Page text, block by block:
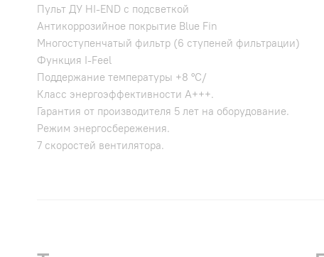
Пульт ДУ HI-END с подсветкой
Антикоррозийное покрытие Blue Fin
Многоступенчатый фильтр (6 ступеней фильтрации)
Функция I-Feel
Поддержание температуры +8 °C/
Класс энергоэффективности А+++.
Гарантия от производителя 5 лет на оборудование.
Режим энергосбережения.
7 скоростей вентилятора.